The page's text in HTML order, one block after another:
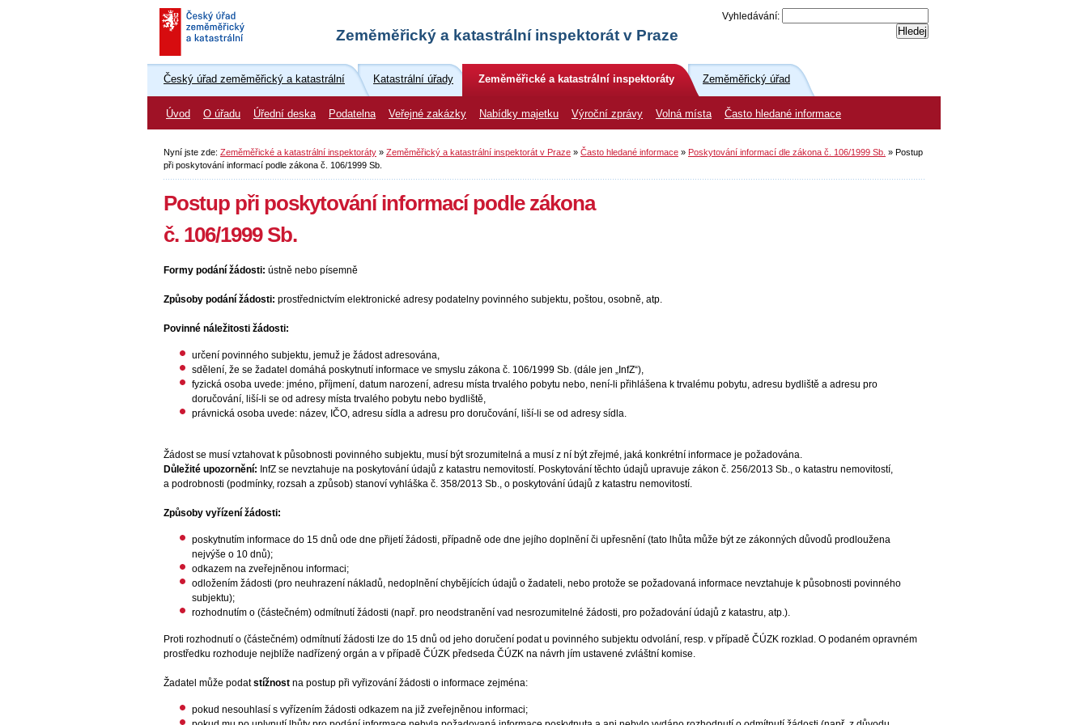
Zeměměřický a katastrální inspektorát v Praze
Vyhledávání:
Český úřad zeměměřický a katastrální Katastrální úřady Zeměměřické a katastrální inspektoráty Zeměměřický úřad
Úvod O úřadu Úřední deska Podatelna Veřejné zakázky Nabídky majetku Výroční zprávy Volná místa Často hledané informace
Nyní jste zde: Zeměměřické a katastrální inspektoráty » Zeměměřický a katastrální inspektorát v Praze » Často hledané informace » Poskytování informací dle zákona č. 106/1999 Sb. » Postup
při poskytování informací podle zákona č. 106/1999 Sb.
Postup při poskytování informací podle zákona
č. 106/1999 Sb.
Formy podání žádosti: ústně nebo písemně
Způsoby podání žádosti: prostřednictvím elektronické adresy podatelny povinného subjektu, poštou, osobně, atp.
Povinné náležitosti žádosti:
určení povinného subjektu, jemuž je žádost adresována,
sdělení, že se žadatel domáhá poskytnutí informace ve smyslu zákona č. 106/1999 Sb. (dále jen „InfZ“),
fyzická osoba uvede: jméno, příjmení, datum narození, adresu místa trvalého pobytu nebo, není-li přihlášena k trvalému pobytu, adresu bydliště a adresu pro
doručování, liší-li se od adresy místa trvalého pobytu nebo bydliště,
právnická osoba uvede: název, IČO, adresu sídla a adresu pro doručování, liší-li se od adresy sídla.
Žádost se musí vztahovat k působnosti povinného subjektu, musí být srozumitelná a musí z ní být zřejmé, jaká konkrétní informace je požadována.
Důležité upozornění: InfZ se nevztahuje na poskytování údajů z katastru nemovitostí. Poskytování těchto údajů upravuje zákon č. 256/2013 Sb., o katastru nemovitostí,
a podrobnosti (podmínky, rozsah a způsob) stanoví vyhláška č. 358/2013 Sb., o poskytování údajů z katastru nemovitostí.
Způsoby vyřízení žádosti:
poskytnutím informace do 15 dnů ode dne přijetí žádosti, případně ode dne jejího doplnění či upřesnění (tato lhůta může být ze zákonných důvodů prodloužena
nejvýše o 10 dnů);
odkazem na zveřejněnou informaci;
odložením žádosti (pro neuhrazení nákladů, nedoplnění chybějících údajů o žadateli, nebo protože se požadovaná informace nevztahuje k působnosti povinného
subjektu);
rozhodnutím o (částečném) odmítnutí žádosti (např. pro neodstranění vad nesrozumitelné žádosti, pro požadování údajů z katastru, atp.).
Proti rozhodnutí o (částečném) odmítnutí žádosti lze do 15 dnů od jeho doručení podat u povinného subjektu odvolání, resp. v případě ČÚZK rozklad. O podaném opravném
prostředku rozhoduje nejblíže nadřízený orgán a v případě ČÚZK předseda ČÚZK na návrh jím ustavené zvláštní komise.
Žadatel může podatstížnost na postup při vyřizování žádosti o informace zejména:
pokud nesouhlasí s vyřízením žádosti odkazem na již zveřejněnou informaci;